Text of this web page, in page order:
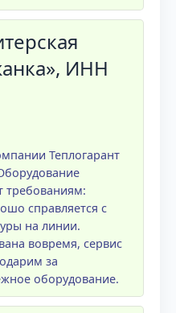
ИНН
Теплогарант
требованиям:
справляется с
на линии.
вовремя, сервис
за
оборудование.